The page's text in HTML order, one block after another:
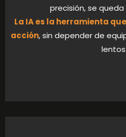
precisión, se
La IA es la herramienta
acción, sin depender de
lentos.